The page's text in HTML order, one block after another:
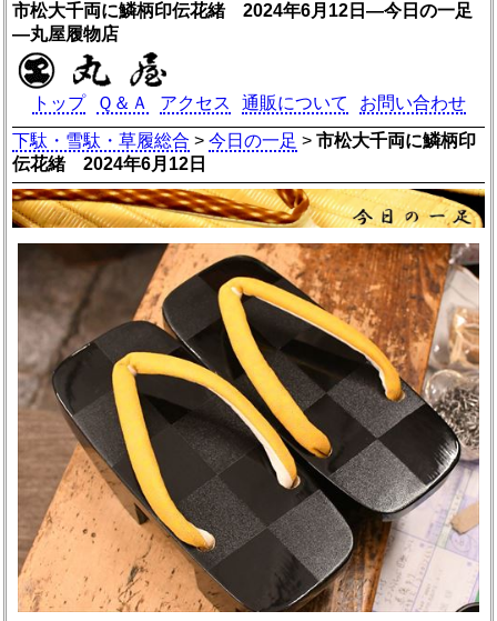
市松大千両に鱗柄印伝花緒 2024年6月12日―今日の一足
―丸屋履物店
トップ Ｑ＆Ａ アクセス 通販について
お問い合わせ
下駄・雪駄・草履総合 >今日の一足 >市松大千両に鱗柄印
伝花緒 2024年6月12日